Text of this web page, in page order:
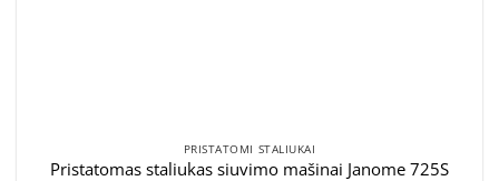
PRISTATOMI STALIUKAI
Pristatomas staliukas siuvimo mašinai Janome 725S